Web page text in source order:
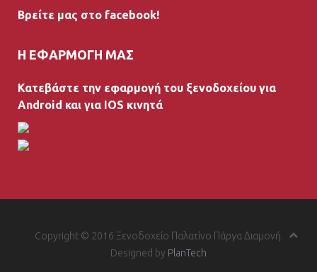
Βρείτε μας στο facebook!
H ΕΦΑΡΜΟΓΗ ΜΑΣ
Κατεβάστε την εφαρμογή του ξενοδοχείου για
Android και για IOS κινητά
Copyright © 2016 Ξενοδοχείο Παλατίνο Πάργα Διαμονή.
Designed by PlanTech